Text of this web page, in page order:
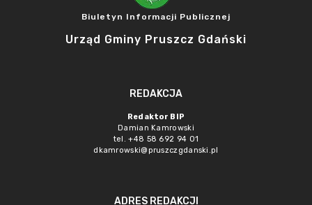
Biuletyn Informacji Publicznej
Urząd Gminy Pruszcz Gdański
REDAKCJA
Redaktor BIP
Damian Kamrowski
tel. +48 58 692 94 01
dkamrowski@pruszczgdanski.pl
ADRES REDAKCJI